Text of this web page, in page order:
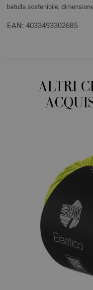
betulla sostenibile,
EAN: 4033493302685
ALTRI